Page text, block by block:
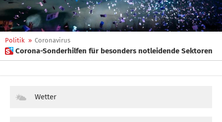
Politik » Coronavirus
 Corona-Sonderhilfen für besonders notleidende Sektoren
Wetter